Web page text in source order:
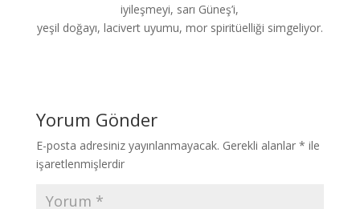
iyileşmeyi, sarı Güneş’i,
yeşil doğayı, lacivert uyumu, mor spiritüelliği simgeliyor.
Yorum Gönder
E-posta adresiniz yayınlanmayacak. Gerekli alanlar * ile
işaretlenmişlerdir